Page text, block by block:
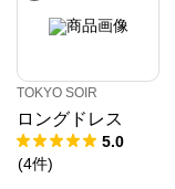
TOKYO SOIR
ロングドレス
5.0
(4件)